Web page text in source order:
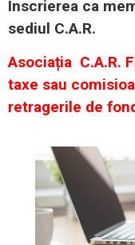
Înscrierea ca
sediul C.A.R.
Asociația C.A.R.
taxe sau
retragerile de